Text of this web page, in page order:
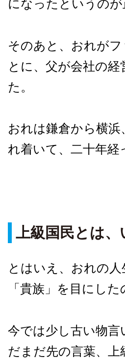
になったというのが
そのあと、おれが
とに、父が会社の
た。
おれは鎌倉から横
れ着いて、二十年経
上級国民とは、
とはいえ、おれの
「貴族」を目にした
今では少し古い物
だまだ先の言葉、